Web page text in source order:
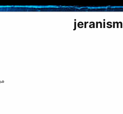
jeranism